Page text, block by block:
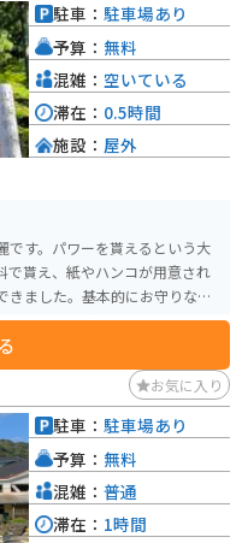
です。パワーを貰えるという大
で貰え、紙やハンコが用意され
きました。基本的にお守りなど
入金額分を納めるといった仕様
。
駐車： 駐車場あり
予算： 無料
混雑： 空いている
滞在： 0.5時間
施設： 屋外
お気に入り
駐車： 駐車場あり
予算： 無料
混雑： 普通
滞在： 1時間